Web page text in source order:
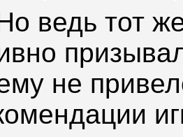
ведь тот
не